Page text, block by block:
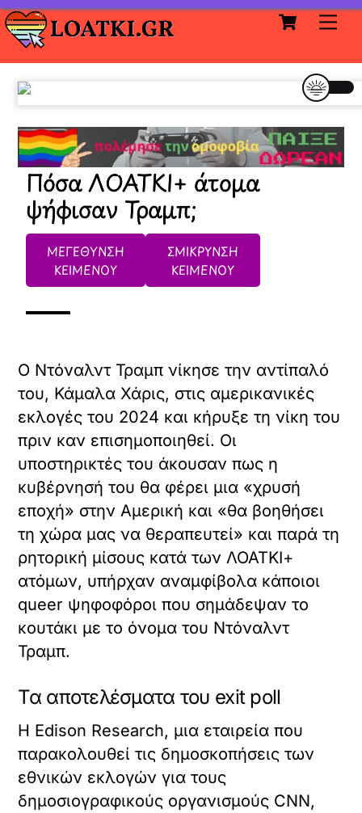
Skip
to
content
Cart
Πόσα ΛΟΑΤΚΙ+ άτομα
ψήφισαν Τραμπ;
ΜΕΓΕΘΥΝΣΗ
ΚΕΙΜΕΝΟΥ
ΣΜΙΚΡΥΝΣΗ
ΚΕΙΜΕΝΟΥ
Ο Ντόναλντ Τραμπ νίκησε την αντίπαλό
του, Κάμαλα Χάρις, στις αμερικανικές
εκλογές του 2024 και κήρυξε τη νίκη του
πριν καν επισημοποιηθεί. Οι
υποστηρικτές του άκουσαν πως η
κυβέρνησή του θα φέρει μια «χρυσή
εποχή» στην Αμερική και «θα βοηθήσει
τη χώρα μας να θεραπευτεί» και παρά τη
ρητορική μίσους κατά των ΛΟΑΤΚΙ+
ατόμων, υπήρχαν αναμφίβολα κάποιοι
queer ψηφοφόροι που σημάδεψαν το
κουτάκι με το όνομα του Ντόναλντ
Τραμπ.
Τα αποτελέσματα του exit poll
Η Edison Research, μια εταιρεία που
παρακολουθεί τις δημοσκοπήσεις των
εθνικών εκλογών για τους
δημοσιογραφικούς οργανισμούς CNN,